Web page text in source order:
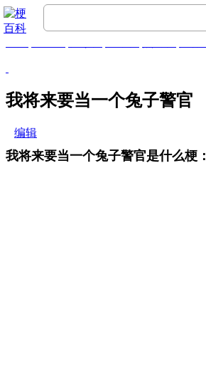
我将来要当一个兔子警官
编辑
我将来要当一个兔子警官是什么梗：